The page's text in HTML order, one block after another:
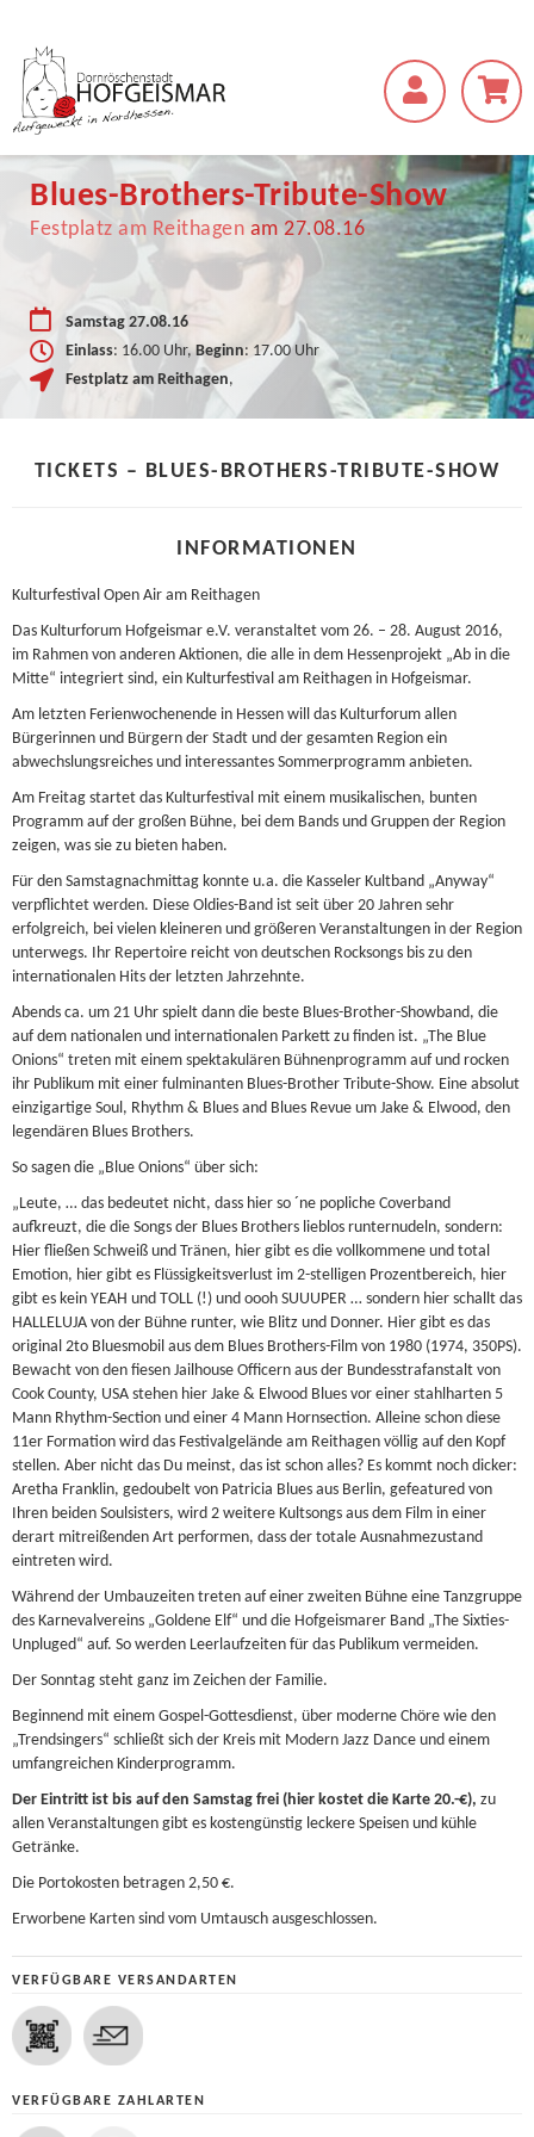
Blues-Brothers-Tribute-Show
Festplatz am Reithagen am 27.08.16
Samstag 27.08.16
Einlass: 16.00 Uhr,Beginn: 17.00 Uhr
Festplatz am Reithagen,
TICKETS – BLUES-BROTHERS-TRIBUTE-SHOW
INFORMATIONEN
Kulturfestival Open Air am Reithagen
Das Kulturforum Hofgeismar e.V. veranstaltet vom 26. – 28. August 2016,
im Rahmen von anderen Aktionen, die alle in dem Hessenprojekt „Ab in die
Mitte“ integriert sind, ein Kulturfestival am Reithagen in Hofgeismar.
Am letzten Ferienwochenende in Hessen will das Kulturforum allen
Bürgerinnen und Bürgern der Stadt und der gesamten Region ein
abwechslungsreiches und interessantes Sommerprogramm anbieten.
Am Freitag startet das Kulturfestival mit einem musikalischen, bunten
Programm auf der großen Bühne, bei dem Bands und Gruppen der Region
zeigen, was sie zu bieten haben.
Für den Samstagnachmittag konnte u.a. die Kasseler Kultband „Anyway“
verpflichtet werden. Diese Oldies-Band ist seit über 20 Jahren sehr
erfolgreich, bei vielen kleineren und größeren Veranstaltungen in der Region
unterwegs. Ihr Repertoire reicht von deutschen Rocksongs bis zu den
internationalen Hits der letzten Jahrzehnte.
Abends ca. um 21 Uhr spielt dann die beste Blues-Brother-Showband, die
auf dem nationalen und internationalen Parkett zu finden ist. „The Blue
Onions“ treten mit einem spektakulären Bühnenprogramm auf und rocken
ihr Publikum mit einer fulminanten Blues-Brother Tribute-Show. Eine absolut
einzigartige Soul, Rhythm & Blues and Blues Revue um Jake & Elwood, den
legendären Blues Brothers.
So sagen die „Blue Onions“ über sich:
„Leute, … das bedeutet nicht, dass hier so ´ne popliche Coverband
aufkreuzt, die die Songs der Blues Brothers lieblos runternudeln, sondern:
Hier fließen Schweiß und Tränen, hier gibt es die vollkommene und total
Emotion, hier gibt es Flüssigkeitsverlust im 2-stelligen Prozentbereich, hier
gibt es kein YEAH und TOLL (!) und oooh SUUUPER … sondern hier schallt das
HALLELUJA von der Bühne runter, wie Blitz und Donner. Hier gibt es das
original 2to Bluesmobil aus dem Blues Brothers-Film von 1980 (1974, 350PS).
Bewacht von den fiesen Jailhouse Officern aus der Bundesstrafanstalt von
Cook County, USA stehen hier Jake & Elwood Blues vor einer stahlharten 5
Mann Rhythm-Section und einer 4 Mann Hornsection. Alleine schon diese
11er Formation wird das Festivalgelände am Reithagen völlig auf den Kopf
stellen. Aber nicht das Du meinst, das ist schon alles? Es kommt noch dicker:
Aretha Franklin, gedoubelt von Patricia Blues aus Berlin, gefeatured von
Ihren beiden Soulsisters, wird 2 weitere Kultsongs aus dem Film in einer
derart mitreißenden Art performen, dass der totale Ausnahmezustand
eintreten wird.
Während der Umbauzeiten treten auf einer zweiten Bühne eine Tanzgruppe
des Karnevalvereins „Goldene Elf“ und die Hofgeismarer Band „The Sixties-
Unpluged“ auf. So werden Leerlaufzeiten für das Publikum vermeiden.
Der Sonntag steht ganz im Zeichen der Familie.
Beginnend mit einem Gospel-Gottesdienst, über moderne Chöre wie den
„Trendsingers“ schließt sich der Kreis mit Modern Jazz Dance und einem
umfangreichen Kinderprogramm.
Der Eintritt ist bis auf den Samstag frei (hier kostet die Karte 20.-€), zu
allen Veranstaltungen gibt es kostengünstig leckere Speisen und kühle
Getränke.
Die Portokosten betragen 2,50 €.
Erworbene Karten sind vom Umtausch ausgeschlossen.
VERFÜGBARE VERSANDARTEN
VERFÜGBARE ZAHLARTEN